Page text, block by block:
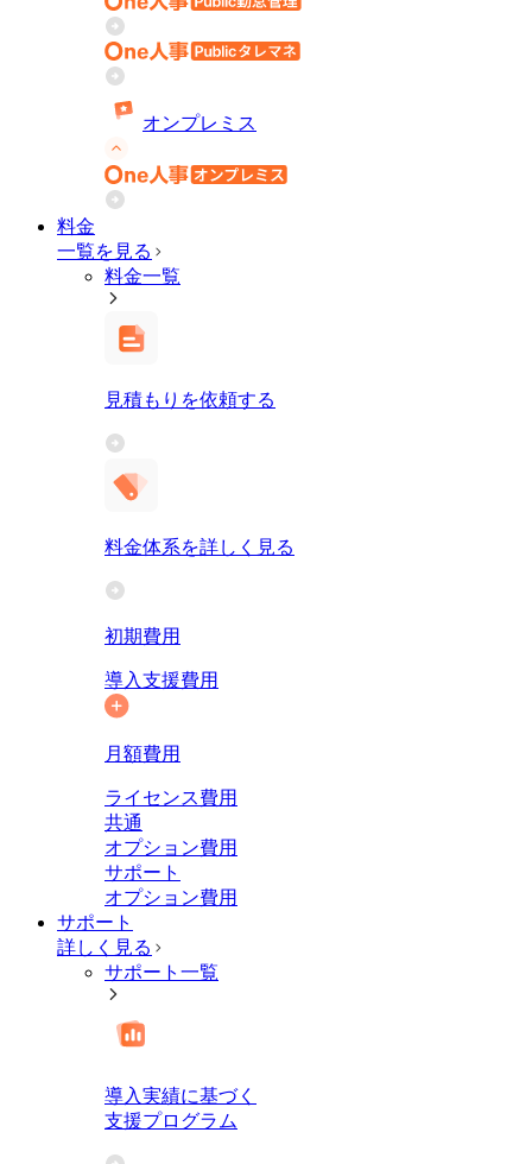
オンプレミス
料金
一覧を見る
料金一覧
見積もりを依頼する
料金体系を詳しく見る
初期費用
導入支援費用
月額費用
ライセンス費用
共通
オプション費用
サポート
オプション費用
サポート
詳しく見る
サポート一覧
導入実績に基づく
支援プログラム